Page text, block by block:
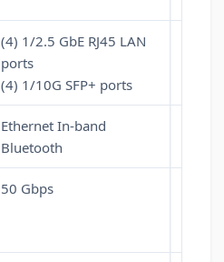
(4) 1/2.5 GbE RJ45 LAN
ports
(4) 1/10G SFP+ ports
Ethernet In-band
Bluetooth
50 Gbps